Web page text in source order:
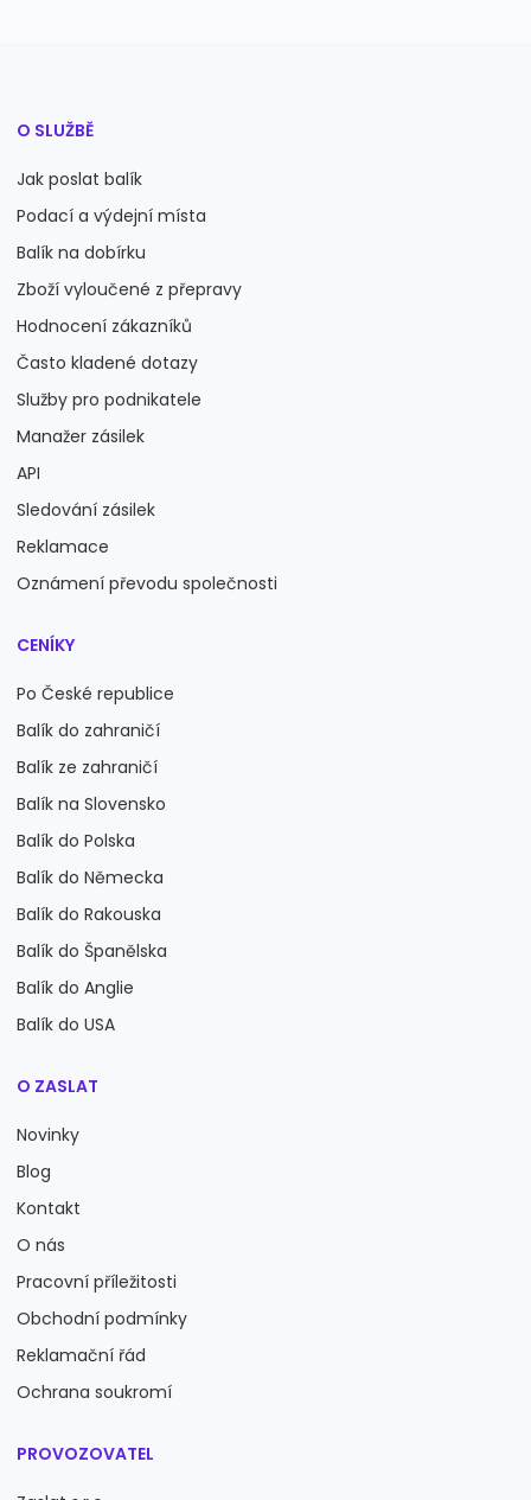
O SLUŽBĚ
Jak poslat balík
Podací a výdejní místa
Balík na dobírku
Zboží vyloučené z přepravy
Hodnocení zákazníků
Často kladené dotazy
Služby pro podnikatele
Manažer zásilek
API
Sledování zásilek
Reklamace
Oznámení převodu společnosti
CENÍKY
Po České republice
Balík do zahraničí
Balík ze zahraničí
Balík na Slovensko
Balík do Polska
Balík do Německa
Balík do Rakouska
Balík do Španělska
Balík do Anglie
Balík do USA
O ZASLAT
Novinky
Blog
Kontakt
O nás
Pracovní příležitosti
Obchodní podmínky
Reklamační řád
Ochrana soukromí
PROVOZOVATEL